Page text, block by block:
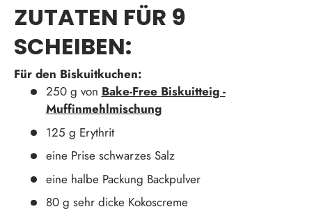
ZUTATEN FÜR 9
SCHEIBEN:
Für den Biskuitkuchen:
250 g von Bake-Free Biskuitteig -
Muffinmehlmischung
125 g Erythrit
eine Prise schwarzes Salz
eine halbe Packung Backpulver
80 g sehr dicke Kokoscreme